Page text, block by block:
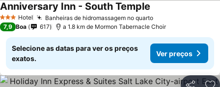
3 EstrelasHotel Banheiras de hidromassagem no quarto
Anniversary Inn - South Temple
7,9 Boa 617 a 1.8 km de Mormon Tabernacle Choir
Selecione as datas para ver os preços
exatos.
Ver preços